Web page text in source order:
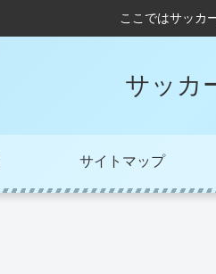
ここではサッカ
サッカ
サイトマップ